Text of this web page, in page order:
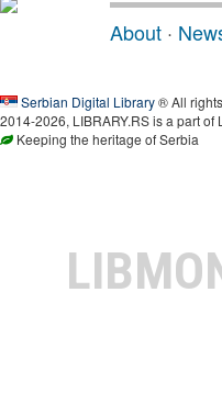
About ·
Serbian Digital Library® All
2014-2026, LIBRARY.RS is a part
Keeping the heritage of Serbia